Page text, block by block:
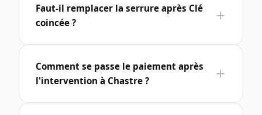
Faut-il remplacer la serrure après Clé
coincée ?
Comment se passe le paiement après
l'intervention à Chastre ?